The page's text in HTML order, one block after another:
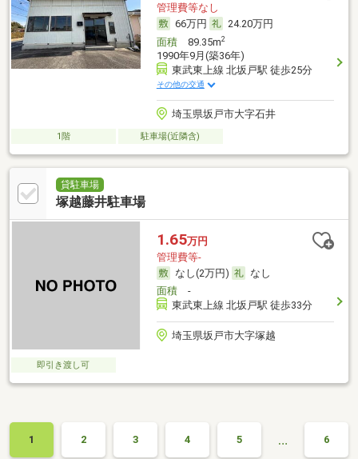
管理費等なし
66万円
24.20万円
面積89.35m2
1990年9月(築36年)
東武東上線 北坂戸駅 徒歩25分
その他の交通
埼玉県坂戸市大字石井
1階 駐車場(近隣含)
貸駐車場
塚越藤井駐車場
1.65万円
管理費等-
なし(2万円)
なし
面積-
東武東上線 北坂戸駅 徒歩33分
埼玉県坂戸市大字塚越
即引き渡し可
1 2 3 4 5 … 6